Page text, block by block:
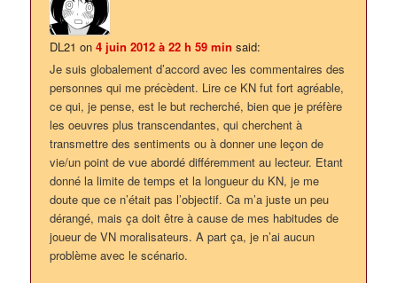
DL21 on4 juin 2012 à 22 h 59 min said:
Je suis globalement d’accord avec les commentaires des
personnes qui me précèdent. Lire ce KN fut fort agréable,
ce qui, je pense, est le but recherché, bien que je préfère
les oeuvres plus transcendantes, qui cherchent à
transmettre des sentiments ou à donner une leçon de
vie/un point de vue abordé différemment au lecteur. Etant
donné la limite de temps et la longueur du KN, je me
doute que ce n’était pas l’objectif. Ca m’a juste un peu
dérangé, mais ça doit être à cause de mes habitudes de
joueur de VN moralisateurs. A part ça, je n’ai aucun
problème avec le scénario.